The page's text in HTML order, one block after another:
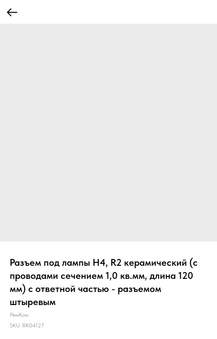
Разъем под лампы H4, R2 керамический (с
проводами сечением 1,0 кв.мм, длина 120
мм) с ответной частью - разъемом
штыревым
РемКом
SKU: RK04127